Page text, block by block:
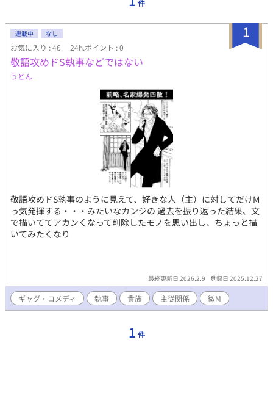
件
1
連載中 なし
お気に入り : 46 24h.ポイント : 0
敬語攻めドS執事などではない
うどん
敬語攻めドS執事のように見えて、好きな人（主）に対してだけM
っ気発揮する・・・みたいなカンジの 過去を振り返った結果、文
で描いててアカンくなって削除したモノを思い出し、ちょっと描
いてみたくなり
最終更新日 2026.2.9 登録日 2025.12.27
ギャグ・コメディ 執事 貴族 主従関係 微M
1 件